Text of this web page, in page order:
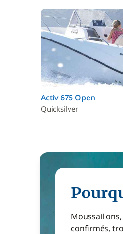
Activ 675 Open
Quicksilver
confirmés,